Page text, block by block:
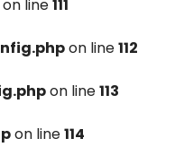
on line111
on line112
on line113
on line114